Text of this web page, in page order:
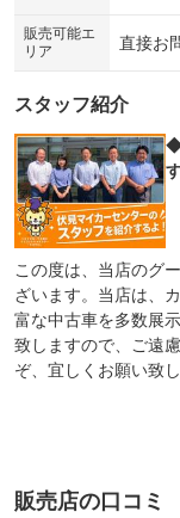
販売可能エ
リア
直接お
スタッフ紹介
◆
この度は、当店のグ
ざいます。当店は、
富な中古車を多数展
致しますので、ご遠
ぞ、宜しくお願い致し
販売店の口コミ